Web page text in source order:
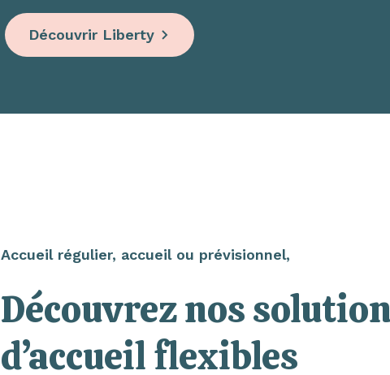
Découvrir Liberty
Accueil régulier, accueil ou prévisionnel,
Découvrez nos
d’accueil flexibles